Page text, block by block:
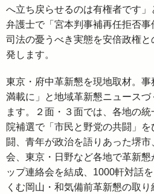
へ立ち戻らせるのは有権者です」
弁護士で「宮本判事補再任拒否事
司法の憂うべき実態を安倍政権
発します。
東京・府中革新懇を現地取材。
満載に」と地域革新懇ニュースづ
ます。２面・３面では、各地の
院補選で「市民と野党の共闘」
闘、青年が政治を語りあった堺
会、東京・日野など各地で革新懇
ップ連絡会を結成、1000軒対話
くむ岡山・和気備前革新懇の取